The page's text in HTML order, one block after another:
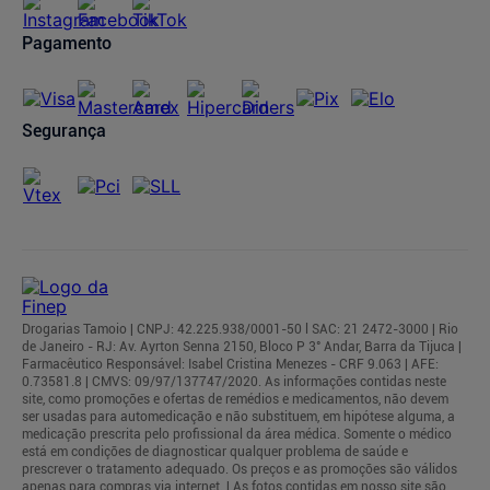
Regulamentos
Pagamento
Segurança
Drogarias Tamoio | CNPJ: 42.225.938/0001-50 l SAC: 21 2472-3000 | Rio
de Janeiro - RJ: Av. Ayrton Senna 2150, Bloco P 3° Andar, Barra da Tijuca |
Farmacêutico Responsável: Isabel Cristina Menezes - CRF 9.063 | AFE:
0.73581.8 | CMVS: 09/97/137747/2020. As informações contidas neste
site, como promoções e ofertas de remédios e medicamentos, não devem
ser usadas para automedicação e não substituem, em hipótese alguma, a
medicação prescrita pelo profissional da área médica. Somente o médico
está em condições de diagnosticar qualquer problema de saúde e
prescrever o tratamento adequado. Os preços e as promoções são válidos
apenas para compras via internet. | As fotos contidas em nosso site são